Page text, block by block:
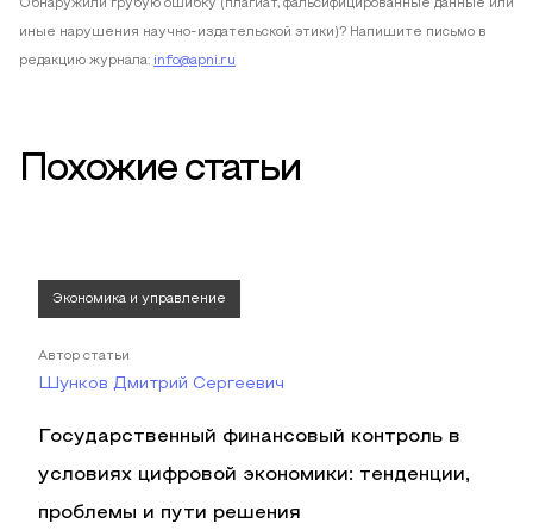
Обнаружили грубую ошибку (плагиат, фальсифицированные данные или
иные нарушения научно-издательской этики)? Напишите письмо в
редакцию журнала: info@apni.ru
Похожие статьи
Экономика и управление
Автор статьи
Шунков Дмитрий Сергеевич
Государственный финансовый контроль в
условиях цифровой экономики: тенденции,
проблемы и пути решения